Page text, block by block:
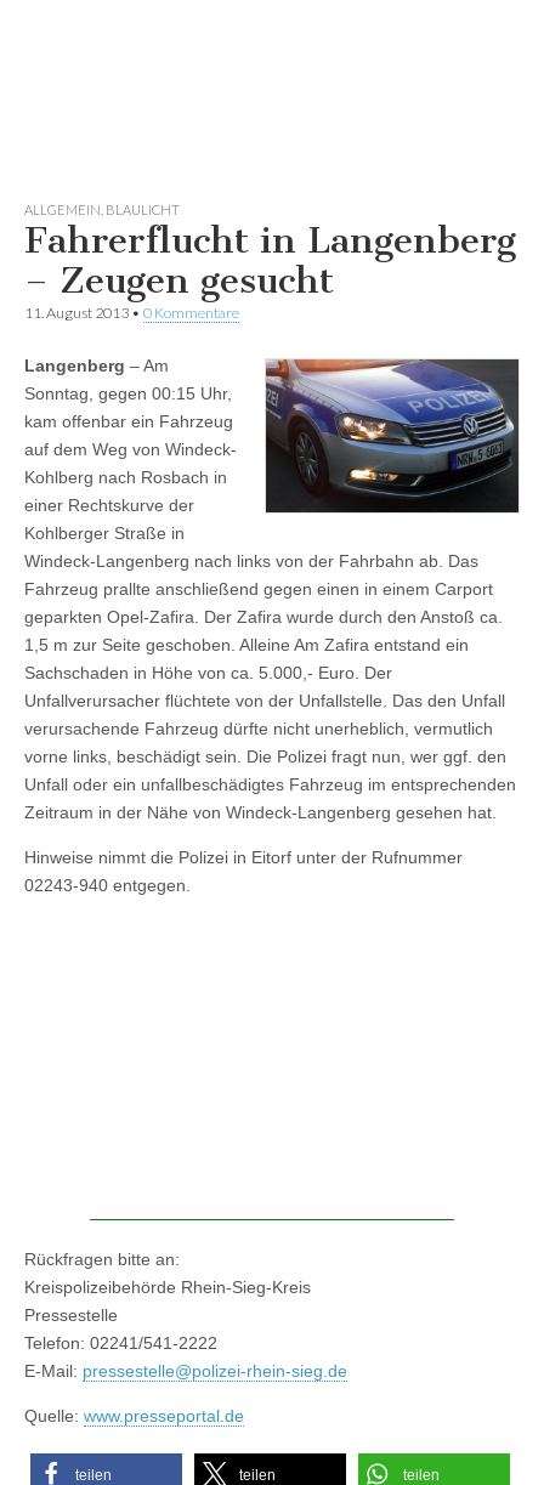
ALLGEMEIN BLAULICHT
Fahrerflucht in Langenberg
– Zeugen gesucht
11. August 2013 • 0 Kommentare
Langenberg – Am
Sonntag, gegen 00:15 Uhr,
kam offenbar ein Fahrzeug
auf dem Weg von Windeck-
Kohlberg nach Rosbach in
einer Rechtskurve der
Kohlberger Straße in
Windeck-Langenberg nach links von der Fahrbahn ab. Das
Fahrzeug prallte anschließend gegen einen in einem Carport
geparkten Opel-Zafira. Der Zafira wurde durch den Anstoß ca.
1,5 m zur Seite geschoben. Alleine Am Zafira entstand ein
Sachschaden in Höhe von ca. 5.000,- Euro. Der
Unfallverursacher flüchtete von der Unfallstelle. Das den Unfall
verursachende Fahrzeug dürfte nicht unerheblich, vermutlich
vorne links, beschädigt sein. Die Polizei fragt nun, wer ggf. den
Unfall oder ein unfallbeschädigtes Fahrzeug im entsprechenden
Zeitraum in der Nähe von Windeck-Langenberg gesehen hat.
Hinweise nimmt die Polizei in Eitorf unter der Rufnummer
02243-940 entgegen.
Rückfragen bitte an:
Kreispolizeibehörde Rhein-Sieg-Kreis
Pressestelle
Telefon: 02241/541-2222
E-Mail: pressestelle@polizei-rhein-sieg.de
Quelle: www.presseportal.de
teilen teilen teilen